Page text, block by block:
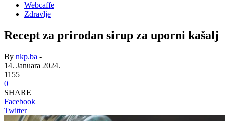
Webcaffe
Zdravlje
Recept za prirodan sirup za uporni kašalj
By nkp.ba -
14. Januara 2024.
1155
0
SHARE
Facebook
Twitter